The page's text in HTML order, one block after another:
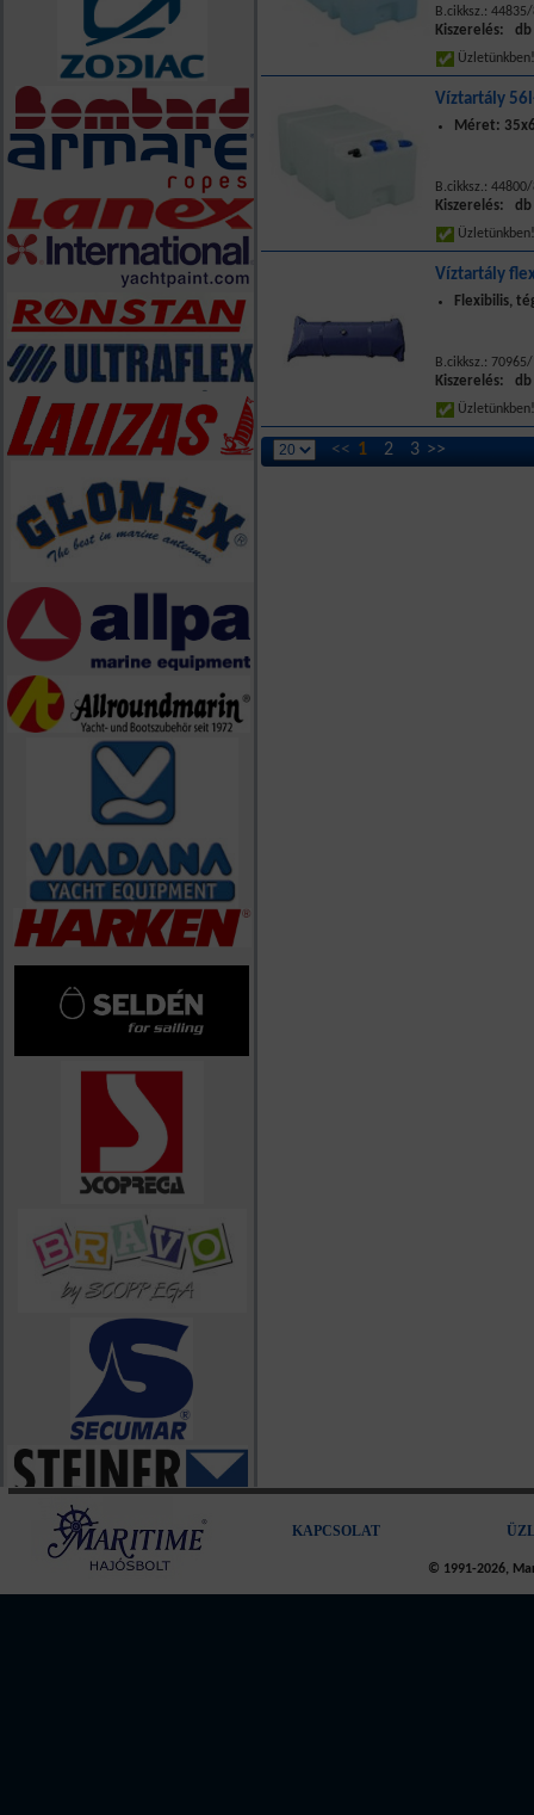
B.cikksz.:
Kiszerelés: db
Víztartály
Méret:
B.cikksz.:
Kiszerelés: db
Víztartály
Flexibilis,
B.cikksz.:
Kiszerelés: db
<< 1 2 3 >>
KAPCSOLAT
© 1991-2026,